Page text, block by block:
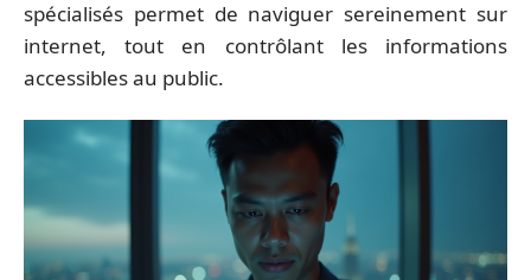
spécialisés permet de naviguer sereinement sur
internet, tout en contrôlant les informations
accessibles au public.